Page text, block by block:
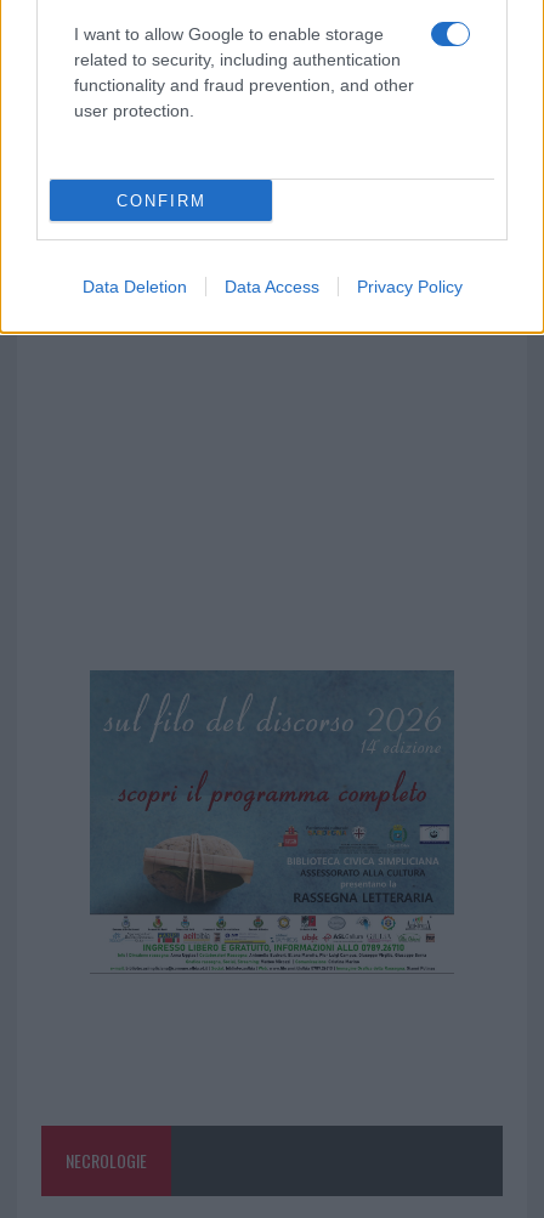
I want to allow Google to enable storage
related to security, including authentication
functionality and fraud prevention, and other
user protection.
CONFIRM
Data Deletion Data Access Privacy Policy
NECROLOGIE